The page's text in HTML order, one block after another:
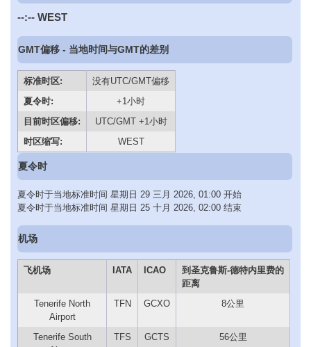
--:-- WEST
GMT偏移 - 当地时间与GMT的差别
标准时区:
没有UTC/GMT偏移
夏令时:
+1小时
目前时区偏移:
UTC/GMT +1小时
时区缩写:
WEST
夏令时
夏令时于当地标准时间 星期日 29 三月 2026, 01:00 开始
夏令时于当地标准时间 星期日 25 十月 2026, 02:00 结束
机场
飞机场 IATA ICAO
到圣克鲁斯-德特内里费的
距离
Tenerife North
Airport
TFN GCXO 8公里
Tenerife South
TFS GCTS 56公里